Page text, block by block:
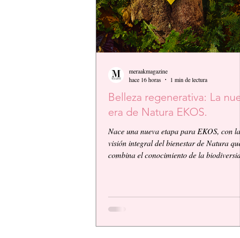
Belleza regenerativa: La
era de Natura EKOS.
Nace una nueva etapa para EKOS, con la
visión integral del bienestar de Natura que
combina el conocimiento de la
una experiencia sensorial de calidad,
respondiendo a las exigencias de un
meraakmagazine
hace 16 horas
1 min de lectura